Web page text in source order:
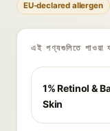
EU-declared allergen
এই পণ্যগুলিতে পাওয়া
1% Retinol &
Skin